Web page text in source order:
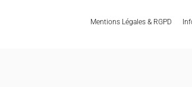
Mentions Légales & RGPD